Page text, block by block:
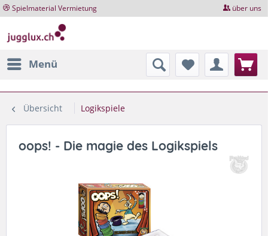
Spielmaterial Vermietung über uns
Menü
Übersicht Logikspiele
oops! - Die magie des Logikspiels